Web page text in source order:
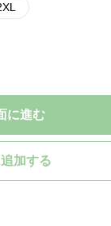
に進む
加する